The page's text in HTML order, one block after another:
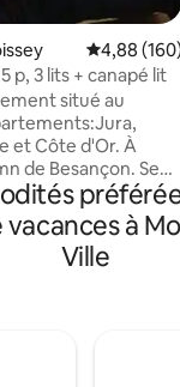
Note
4,88
Moissey logement 5 p, 3 lits + canapé lit
situé au
et Côte d'Or. À
de Besançon. Se
Bourg de Moissey, se
ouverte sur salle à
à 2mn du
à
Ville